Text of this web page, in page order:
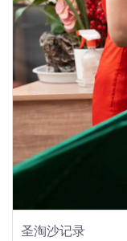
圣淘沙记录